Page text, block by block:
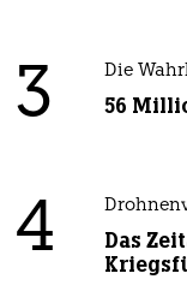
3 Die
56
4
Das